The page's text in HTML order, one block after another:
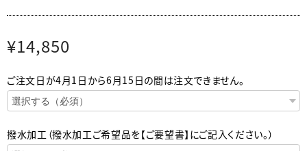
¥14,850
ご注文日が4月1日から6月15日の間は注文できません。
撥水加工（撥水加工ご希望品を【ご要望書】にご記入ください。）